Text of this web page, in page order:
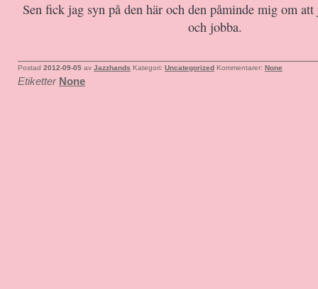
Sen fick jag syn på den här och den påminde mig om
och jobba.
Postad 2012-09-05 av Jazzhands Kategori: Uncategorized Kommentarer: None
Etiketter None